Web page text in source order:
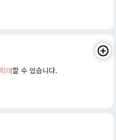
확대할 수 있습니다.